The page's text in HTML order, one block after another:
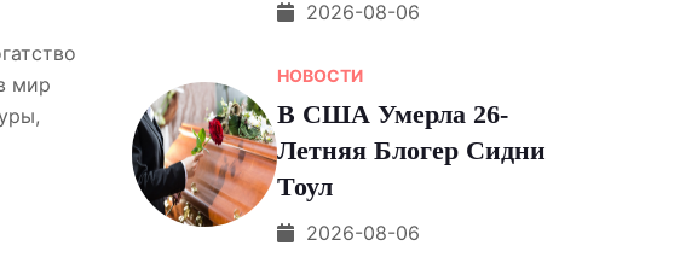
мир
2026-08-06
НОВОСТИ
В США Умерла 26-
Летняя Блогер Сидни
Тоул
2026-08-06